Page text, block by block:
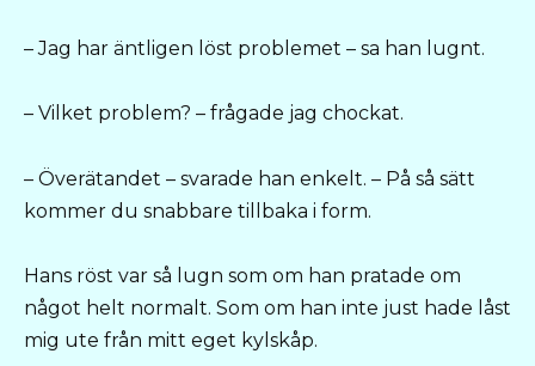
– Jag har äntligen löst problemet – sa han lugnt.
– Vilket problem? – frågade jag chockat.
– Överätandet – svarade han enkelt. – På så sätt
kommer du snabbare tillbaka i form.
Hans röst var så lugn som om han pratade om
något helt normalt. Som om han inte just hade låst
mig ute från mitt eget kylskåp.